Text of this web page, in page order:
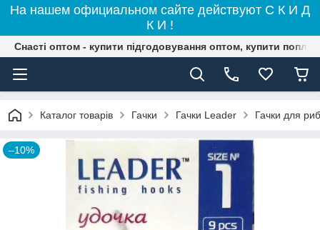
На нашем официальном сайте действуют С К И Д
К И !
Снасті оптом - купити підгодовування оптом, купити
Каталог товарів Гачки Гачки Leader Гачки для
–10%